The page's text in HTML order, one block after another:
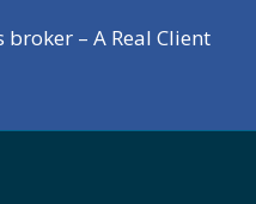
– A Real Client